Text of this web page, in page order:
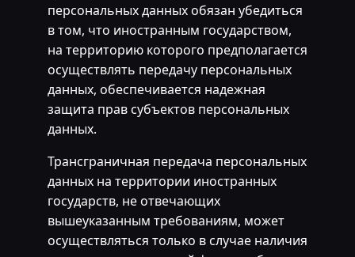
персональных данных обязан убедиться
в том, что иностранным государством,
на территорию которого предполагается
осуществлять передачу персональных
данных, обеспечивается надежная
защита прав субъектов персональных
данных.
Трансграничная передача персональных
данных на территории иностранных
государств, не отвечающих
вышеуказанным требованиям, может
осуществляться только в случае наличия